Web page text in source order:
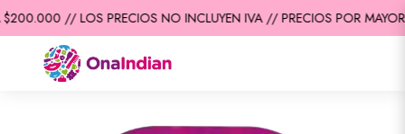
// LOS PRECIOS NO INCLUYEN IVA // PRECIOS POR MAYOR